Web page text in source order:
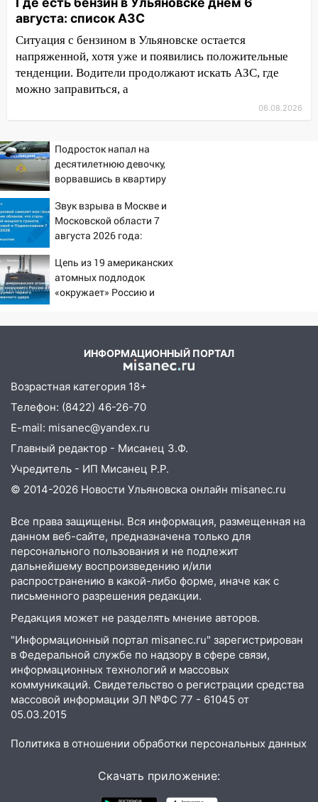
нашли потерявшегося в заброшенных
садах 79-летнего мужчину
10:26 На нескольких улицах Ульяновска
временно отключили холодную воду
10:14
В Ульяновске двоих участников
09:52
Ночью беспилотники сбили над
соседними Татарстаном и Саратовской
областью
09:41
Диана Шурыгина уверовала в
Бога в СИЗО
09:35
будут судить за неуплату налогов на 48
млн рублей
велосипедистку: пострадали двое
Жара возвращается: ожидается
знойный и сухой четверг
06:00 Под Ульяновском при развороте
пострадал 38-летний водитель
иномарки
05:00 «Каждая пятая женщина и каждый
второй мужчина в мире сталкиваются с
алопецией»: врач рассказал, чем может
справиться
03:30 Гороскоп на 7 августа: пятница
принесет прилив творческой энергии и
отличные шансы исправить старые
ошибки
23:20
Прогноз погоды на 7 августа в
Ульяновской области
20:04 Ульяновцев приглашают на забег,
посвящённый Дню воздушного флота
России
руководителя частной компании
августа: список АЗС
Ситуация с бензином в Ульяновске остается
напряженной, хотя уже и появились положительные
тенденции. Водители продолжают искать АЗС, где
можно заправиться, а
06.08.2026
Подросток напал на
десятилетнюю девочку,
ворвавшись в квартиру
Звук взрыва в Москве и
Московской области 7
августа 2026 года:
откуда был громкий
хлопок
Цепь из 19 американских
атомных подлодок
«окружает» Россию и
ИНФОРМАЦИОННЫЙ ПОРТАЛ
Возрастная категория 18+
Телефон: (8422) 46-26-70
E-mail: misanec@yandex.ru
Главный редактор - Мисанец З.Ф.
Учредитель - ИП Мисанец Р.Р.
© 2014-2026 Новости Ульяновска онлайн misanec.ru
Все права защищены. Вся информация, размещенная на
данном веб-сайте, предназначена только для
персонального пользования и не подлежит
дальнейшему воспроизведению и/или
распространению в какой-либо форме, иначе как с
письменного разрешения редакции.
Редакция может не разделять мнение авторов.
"Информационный портал misanec.ru" зарегистрирован
в Федеральной службе по надзору в сфере связи,
информационных технологий и массовых
коммуникаций. Свидетельство о регистрации средства
массовой информации ЭЛ №ФС 77 - 61045 от
05.03.2015
Политика в отношении обработки персональных данных
Скачать приложение: